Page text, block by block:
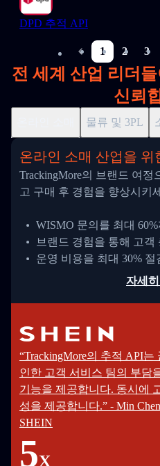
DPD 추적 API
1 2 3
전 세계 산업 리더
신뢰
물류 및 3PL
온라인 소매 산업을 위
TrackingMore의 브랜드 여
고 구매 후 경험을 향상시키
WISMO 문의를 최대
브랜드 경험을 통해 고객
운영 비용을 최대 30% 절
자세히
“TrackingMore의 추적 API
인한 고객 서비스 팀의 부담
기능을 제공합니다. 동시에
성을 제공합니다.” - Min
SHEIN
5X